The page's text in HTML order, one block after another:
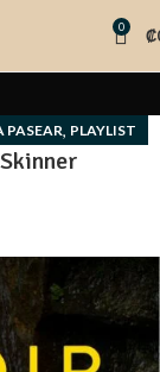
0 ₡
PASEAR, PLAYLIST